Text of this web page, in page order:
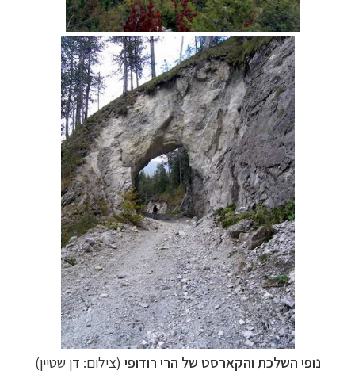
נופי השלכת והקארסט של הרי רודופי (צילום: דן שטיין)